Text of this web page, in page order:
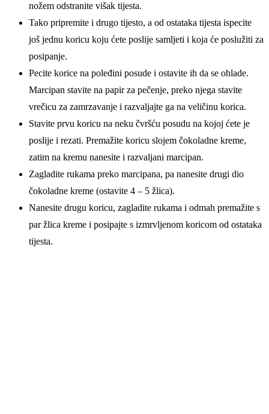
nožem odstranite višak tijesta.
Tako pripremite i drugo tijesto, a od ostataka tijesta ispecite
još jednu koricu koju ćete poslije samljeti i koja će poslužiti za
posipanje.
Pecite korice na poleđini posude i ostavite ih da se ohlade.
Marcipan stavite na papir za pečenje, preko njega stavite
vrečicu za zamrzavanje i razvaljajte ga na veličinu korica.
Stavite prvu koricu na neku čvršću posudu na kojoj ćete je
poslije i rezati. Premažite koricu slojem čokoladne kreme,
zatim na kremu nanesite i razvaljani marcipan.
Zagladite rukama preko marcipana, pa nanesite drugi dio
čokoladne kreme (ostavite 4 – 5 žlica).
Nanesite drugu koricu, zagladite rukama i odmah premažite s
par žlica kreme i posipajte s izmrvljenom koricom od ostataka
tijesta.